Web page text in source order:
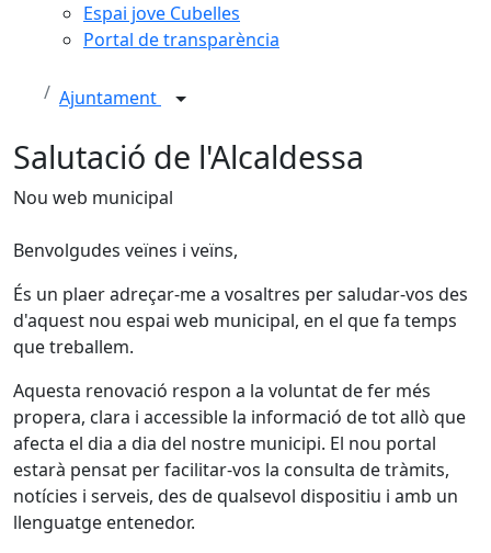
Espai jove Cubelles
Portal de transparència
Ajuntament
Salutació de l'Alcaldessa
Nou web municipal
Benvolgudes veïnes i veïns,
És un plaer adreçar-me a vosaltres per saludar-vos des
d'aquest nou espai web municipal, en el que fa temps
que treballem.
Aquesta renovació respon a la voluntat de fer més
propera, clara i accessible la informació de tot allò que
afecta el dia a dia del nostre municipi. El nou portal
estarà pensat per facilitar-vos la consulta de tràmits,
notícies i serveis, des de qualsevol dispositiu i amb un
llenguatge entenedor.